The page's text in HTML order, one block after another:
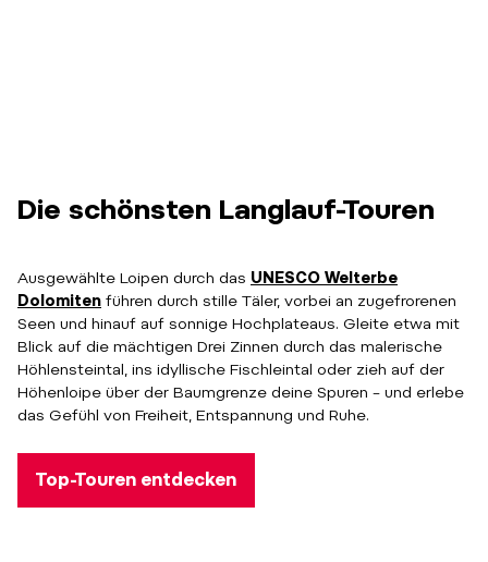
Die schönsten Langlauf-Touren
Ausgewählte Loipen durch das UNESCO Welterbe
Dolomiten führen durch stille Täler, vorbei an zugefrorenen
Seen und hinauf auf sonnige Hochplateaus. Gleite etwa mit
Blick auf die mächtigen Drei Zinnen durch das malerische
Höhlensteintal, ins idyllische Fischleintal oder zieh auf der
Höhenloipe über der Baumgrenze deine Spuren – und erlebe
das Gefühl von Freiheit, Entspannung und Ruhe.
Top-Touren entdecken